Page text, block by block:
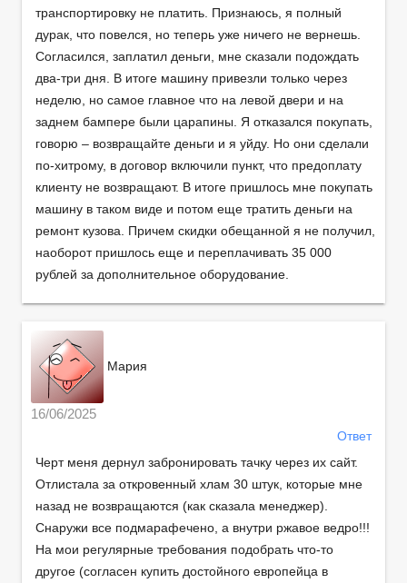
транспортировку не платить. Признаюсь, я полный
дурак, что повелся, но теперь уже ничего не вернешь.
Согласился, заплатил деньги, мне сказали подождать
два-три дня. В итоге машину привезли только через
неделю, но самое главное что на левой двери и на
заднем бампере были царапины. Я отказался покупать,
говорю – возвращайте деньги и я уйду. Но они сделали
по-хитрому, в договор включили пункт, что предоплату
клиенту не возвращают. В итоге пришлось мне покупать
машину в таком виде и потом еще тратить деньги на
ремонт кузова. Причем скидки обещанной я не получил,
наоборот пришлось еще и переплачивать 35 000
рублей за дополнительное оборудование.
Мария
16/06/2025
Ответ
Черт меня дернул забронировать тачку через их сайт.
Отлистала за откровенный хлам 30 штук, которые мне
назад не возвращаются (как сказала менеджер).
Снаружи все подмарафечено, а внутри ржавое ведро!!!
На мои регулярные требования подобрать что-то
другое (согласен купить достойного европейца в